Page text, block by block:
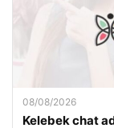
08/08/2026
Kelebek chat